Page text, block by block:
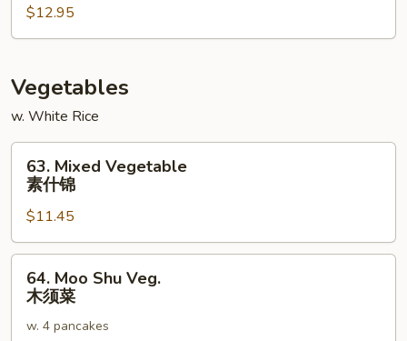
Mee
Fun
洲
炒
米
粉
$12.95
Vegetables
w. White Rice
Mixed
Vegetable
什
锦
63. Mixed Vegetable
素什锦
$11.45
Moo
Shu
Veg.
64. Moo Shu Veg.
木须菜
w. 4 pancakes